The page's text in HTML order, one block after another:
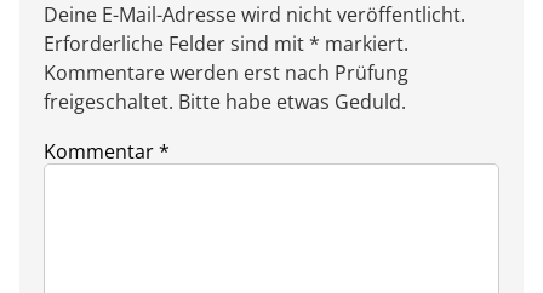
Deine E-Mail-Adresse wird nicht veröffentlicht.
Erforderliche Felder sind mit * markiert.
Kommentare werden erst nach Prüfung
freigeschaltet. Bitte habe etwas Geduld.
Kommentar*